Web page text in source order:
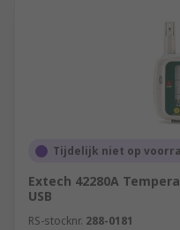
Tijdelijk niet op
Extech 42280A
USB
RS-stocknr. 288-0181